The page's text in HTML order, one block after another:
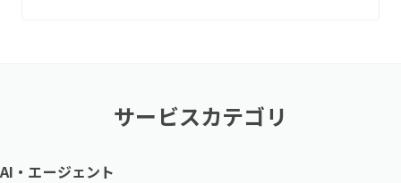
サービスカテゴリ
AI・エージェント